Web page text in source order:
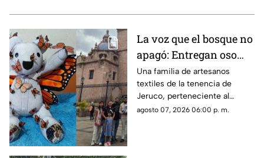
La voz que el bosque no
apagó: Entregan oso
memorial al hijo de
Homero Gómez.
Una familia de artesanos
textiles de la tenencia de
Jeruco, perteneciente al
municipio de Cuitzeo,
agosto 07, 2026 06:00 p. m.